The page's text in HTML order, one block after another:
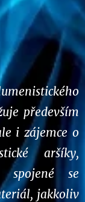
především
i zájemce o
aršíky,
spojené se
jakkoliv